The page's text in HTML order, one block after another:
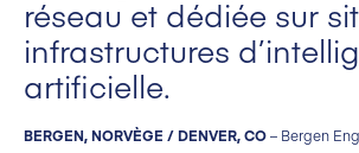
réseau et dédiée sur
infrastructures
artificielle.
BERGEN, NORVÈGE / DENVER, CO– Bergen